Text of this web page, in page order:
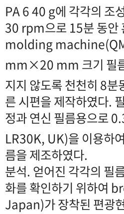
PA 6 40 g에 각각의 조
30 rpm으로 15분 동안
molding
mm×20 mm 크기 필
지지 않도록 천천히 8분
른 시편을 제작하였다.
정과 연신 필름용으로
LR30K, UK)을 이용하
름을 제조하였다.
분석. 얻어진 각각의 필
화를 확인하기 위하
Japan)가 장착된 편광